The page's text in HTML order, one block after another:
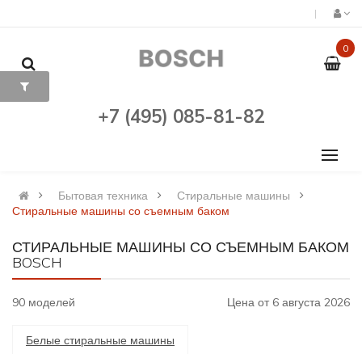
0
+7 (495) 085-81-82
Бытовая техника
Стиральные машины
Стиральные машины со съемным баком
СТИРАЛЬНЫЕ МАШИНЫ СО СЪЕМНЫМ БАКОМ
BOSCH
90 моделей Цена от 6 августа 2026
Белые стиральные машины